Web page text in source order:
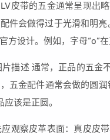
皮带的五金通常呈现出
件会做得过于光滑和明
方设计。例如，字母“o”
描述 通常，正品的五金
五金配件通常会做的圆
该是正圆。
观察皮革表面：真皮皮